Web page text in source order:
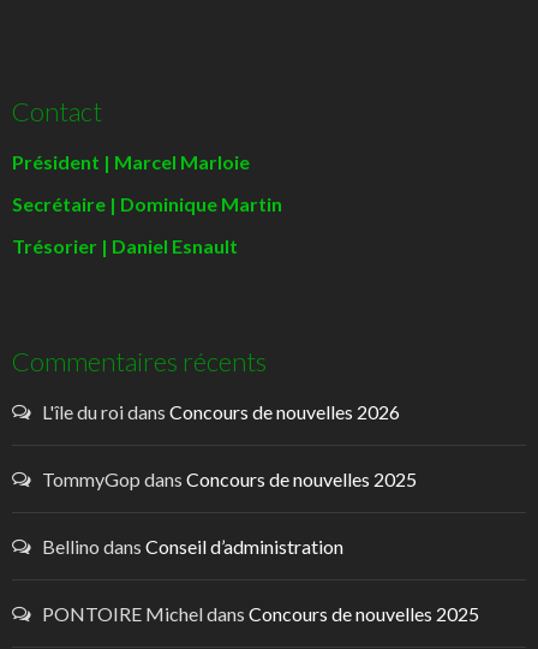
Contact
Président | Marcel Marloie
Secrétaire | Dominique Martin
Trésorier | Daniel Esnault
Commentaires récents
L'île du roidans Concours de nouvelles 2026
TommyGop dans Concours de nouvelles 2025
Bellino dans Conseil d’administration
PONTOIRE Micheldans Concours de nouvelles 2025